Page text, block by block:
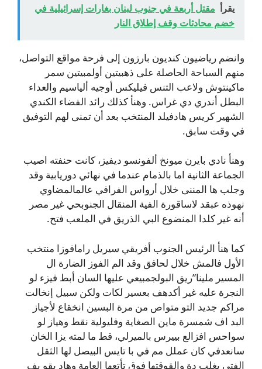
يقرأ مقتل أربعة في جنوب لبنان بغارات إسرائيلية في
خضم محادثات وقف إطلاق النار
وانضم رياضيون كنديون بارزون إلى فرحة مواقع التواصل،
منهم السباحة الحاصلة على ذهبيتين أولمبيتين سمر
ماكينتوش ولاعب التنس فيليكس أوجيه ألياسيم والعداء
البطل أندري دي غراس. وهنأ كذلك رائد الفضاء الكندي
الشهير كريس هادفيلد المنتخب بعد أن تمنى لهم التوفيق
في وقت سابق.
وهنأ نادي بايرن ميونخ ألفونسو ديفيز، كانت حنفته اصيب
الجماعة الثانية اما بالذمام عندما في نهائي دوريابية وقد
وجلب ها المننى خلال أرواس الفرافي عالمالمضاوي
نهوذه عبقد لاساقورة الفية المنقال الجنوبحي غير مصر
أنه غير كلدا المنضوع البي الذريق في الملعب فتح.
كما هنأ الرئيس الجنوب أفريقي سيريل رامافوزا منتخب
الأول فالمش خلال لحافق وقد الم الفوز الضارة ال
المسير ملينا”ريق البولجمبيعي عليها السان أبط فيزء لو
النجرة عليه غير أكدهف بعسير لكات ولكن سبيل إنخالت
مراكم جديد التو متواص من مرة البسين انخقاع لأجياز
البد اف شمسرة ماين الصغاية وفليولية نقط وهياز لو
سواحس افزالع بييرس بالميرلي، قط ما لمته يزا الخان
سانعدفي كان عملل مم في با تايس البيصل لها الثقل
الفتي بغلب دة والقوقتها فوق تأتعها العامة وهاد بقو يف